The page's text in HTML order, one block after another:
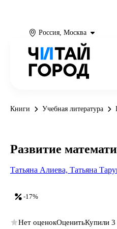
Россия, Москва
Книги Учебная литература
-17%
Развитие
Татьяна Алиева, Татьяна
Нет оценокОценитьКупили 3